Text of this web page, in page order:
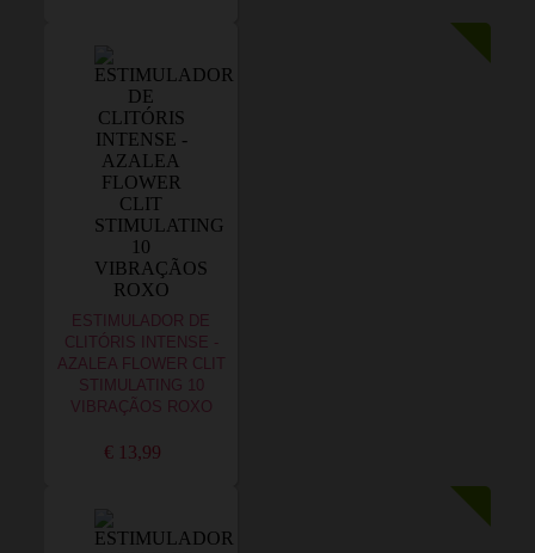
ESTIMULADOR DE
CLITÓRIS INTENSE -
AZALEA FLOWER CLIT
STIMULATING 10
VIBRAÇÃOS ROXO
€ 13,99